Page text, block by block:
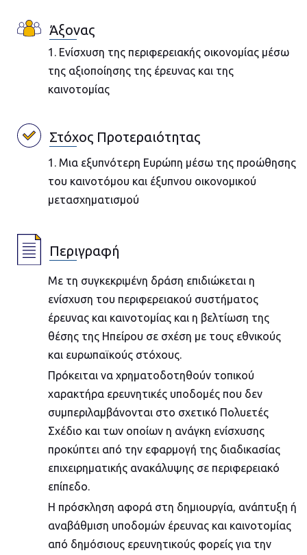
Άξονας
1. Ενίσχυση της περιφερειακής οικονομίας μέσω
της αξιοποίησης της έρευνας και της
καινοτομίας
Στόχος Προτεραιότητας
1. Μια εξυπνότερη Ευρώπη μέσω της προώθησης
του καινοτόμου και έξυπνου οικονομικού
μετασχηματισμού
Περιγραφή
Με τη συγκεκριμένη δράση επιδιώκεται η
ενίσχυση του περιφερειακού συστήματος
έρευνας και καινοτομίας και η βελτίωση της
θέσης της Ηπείρου σε σχέση με τους εθνικούς
και ευρωπαϊκούς στόχους.
Πρόκειται να χρηματοδοτηθούν τοπικού
χαρακτήρα ερευνητικές υποδομές που δεν
συμπεριλαμβάνονται στο σχετικό Πολυετές
Σχέδιο και των οποίων η ανάγκη ενίσχυσης
προκύπτει από την εφαρμογή της διαδικασίας
επιχειρηματικής ανακάλυψης σε περιφερειακό
επίπεδο.
Η πρόσκληση αφορά στη δημιουργία, ανάπτυξη ή
αναβάθμιση υποδομών έρευνας και καινοτομίας
από δημόσιους ερευνητικούς φορείς για την